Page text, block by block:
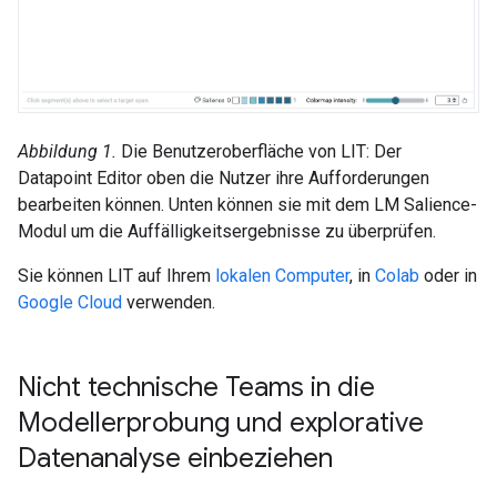
Abbildung 1. Die Benutzeroberfläche von LIT: Der
Datapoint Editor oben die Nutzer ihre Aufforderungen
bearbeiten können. Unten können sie mit dem LM Salience-
Modul um die Auffälligkeitsergebnisse zu überprüfen.
Sie können LIT auf Ihrem lokalen Computer, in Colab oder in
Google Cloud verwenden.
Nicht technische Teams in die
Modellerprobung und explorative
Datenanalyse einbeziehen